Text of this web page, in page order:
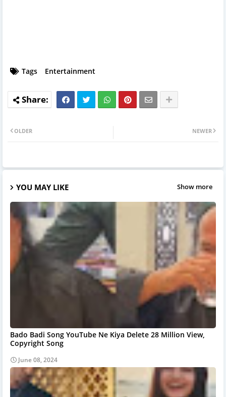
Tags Entertainment
NEWER
OLDER
YOU MAY LIKE Show more
Bado Badi Song YouTube Ne Kiya Delete 28 Million View,
Copyright Song
June 08, 2024